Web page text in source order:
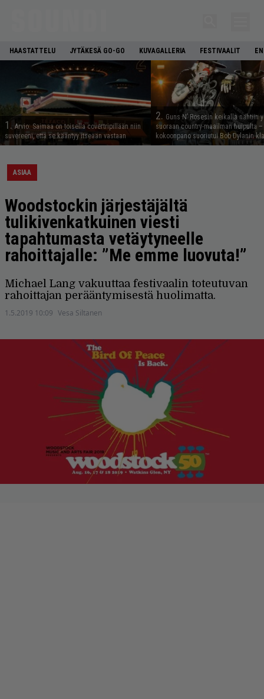
HAASTATTELU JYTÄKESÄ GO-GO KUVAGALLERIA FESTIVAALIT
1. Arvio: Saimaa on toisella covertripillään niin
suvereeni, että se kääntyy itseään vastaan
2. Guns N’ Rosesin keikalla nähtiin
suoraan country-maailman huipulta
kokoonpano suoriutui Bob Dylanin
ASIAA
Woodstockin järjestäjältä
tulikivenkatkuinen viesti
tapahtumasta vetäytyneelle
rahoittajalle: ”Me emme luovuta!”
Michael Lang vakuuttaa festivaalin toteutuvan
rahoittajan perääntymisestä huolimatta.
1.5.2019 10:09 Vesa Siltanen